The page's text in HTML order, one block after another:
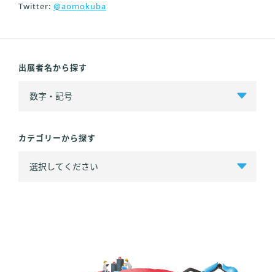
Twitter: @aomokuba
出展者名から探す
カテゴリーから探す